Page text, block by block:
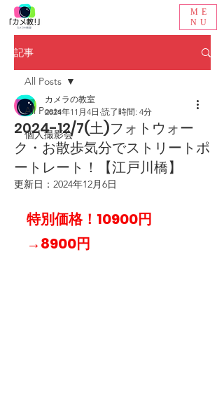
ME
NU
記事
All Posts
個人撮影会
All Posts
2024-12/7(土)フォトウォー
ク・お散歩気分でストリートポ
ートレート！【江戸川橋】
カメラの教室
2024年11月4日 読了時間: 4分
更新日： 2024年12月6日
特別価格！10900円
→8900円